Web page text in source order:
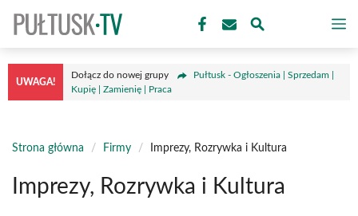
treści
UWAGA!
Dołącz do nowej grupy
Pułtusk - Ogłoszenia | Sprzedam |
Kupię | Zamienię | Praca
Strona główna / Firmy / Imprezy, Rozrywka i Kultura
Imprezy, Rozrywka i Kultura